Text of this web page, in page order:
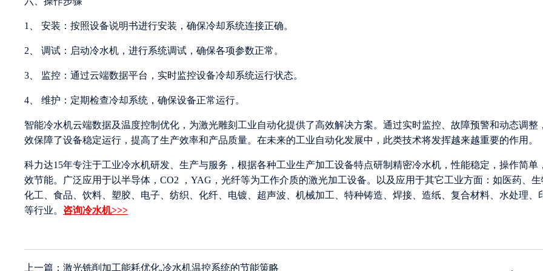
1、 安装：按照设备说明书进行安装，确保冷却系统连接正确。
2、 调试：启动冷水机，进行系统调试，确保各项参数正常。
3、 监控：通过云端数据平台，实时监控设备冷却系统运行状态。
4、 维护：定期检查冷却系统，确保设备正常运行。
智能冷水机云端数据及温度控制优化，为激光雕刻工业自动化提供了高效解决方案。通过实时监控、故障预警和动态调整
效保障了设备稳定运行，提高了生产效率和产品质量。在未来的工业自动化发展中，此类技术将发挥越来越重要的作用。
科力达15年专注于工业冷水机研发、生产与服务，根据各种工业生产加工设备特点研制精密冷水机，性能稳定，操作简单
效节能。广泛应用于以半导体，CO2 ，YAG，光纤等为工作介质的激光加工设备。以及应用于其它工业方面：如医药、生
化工、食品、饮料、塑胶、电子、纺织、化纤、电镀、超声波、机械加工、特种铸造、焊接、造纸、复合材料、水处理、
等行业。 咨询冷水机>>>
上一篇：激光铣削加工能耗优化,冷水机温控系统的节能策略